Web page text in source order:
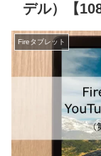
デル）【
Fireタブレット